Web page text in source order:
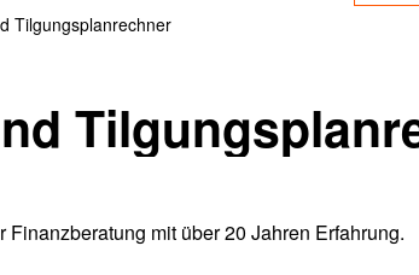
Tilgungsplanrechner
mit über 20 Jahren Erfahrung.